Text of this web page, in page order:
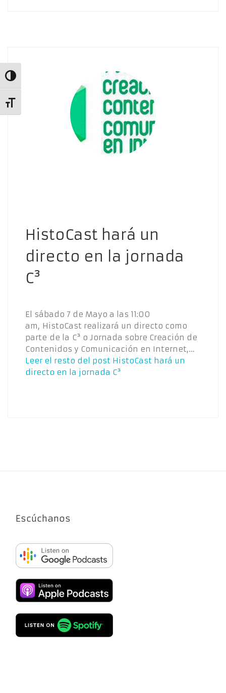
Alternar alto contraste
Alternar tamaño de letra
HistoCast hará un
directo en la jornada
C³
El sábado 7 de Mayo a las 11:00
am, HistoCast realizará un directo como
parte de la C³ o Jornada sobre Creación de
Contenidos y Comunicación en Internet,…
Leer el resto del post HistoCast hará un
directo en la jornada C³
Escúchanos